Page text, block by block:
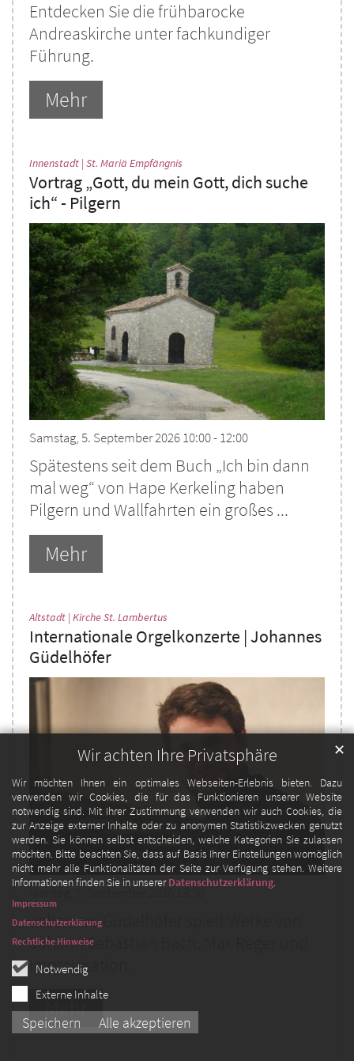
Wir achten Ihre Privatsphäre
Wir möchten Ihnen ein optimales Webseiten-Erlebnis bieten. Dazu
verwenden wir Cookies, die für das Funktionieren unserer Website
notwendig sind. Mit Ihrer Zustimmung verwenden wir auch Cookies, die
zur Anzeige externer Inhalte oder zu anonymen Statistikzwecken genutzt
werden. Sie können selbst entscheiden, welche Kategorien Sie zulassen
möchten. Bitte beachten Sie, dass auf Basis Ihrer Einstellungen womöglich
nicht mehr alle Funktionalitäten der Seite zur Verfügung stehen. Weitere
Informationen finden Sie in unsererDatenschutzerklärung.
Notwendig
Externe Inhalte
Speichern Alle akzeptieren
✕
Impressum
Datenschutzerklärung
Rechtliche Hinweise
Entdecken Sie die frühbarocke
Andreaskirche unter fachkundiger
Führung.
Mehr
Innenstadt | St. Mariä Empfängnis
Vortrag „Gott, du mein Gott, dich suche
ich“ - Pilgern
Samstag, 5. September 2026 10:00 - 12:00
Spätestens seit dem Buch „Ich bin dann
mal weg“ von Hape Kerkeling haben
Pilgern und Wallfahrten ein großes ...
Mehr
Altstadt | Kirche St. Lambertus
Internationale Orgelkonzerte | Johannes
Güdelhöfer
Montag, 7. September 2026 19:30
Johannes Güdelhöfer spielt Werke von
Johann Sebastian Bach, Max Reger und
Improvisation.
Mehr